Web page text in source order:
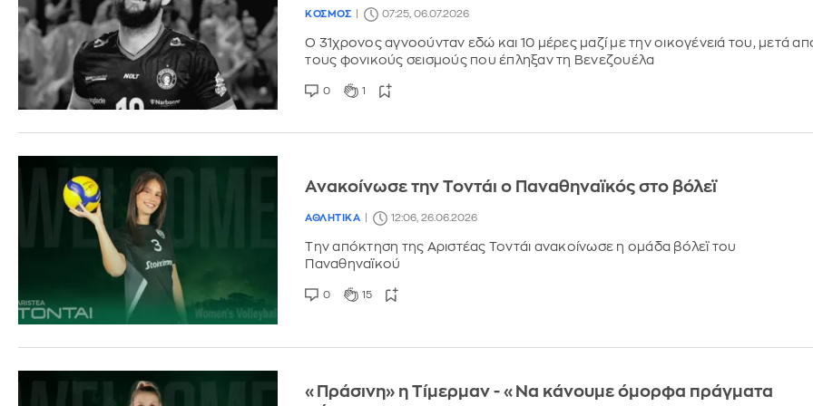
ΚΟΣΜΟΣ 07:25, 06.07.2026
Ο 31χρονος αγνοούνταν εδώ και 10 μέρες μαζί με την οικογένειά του, μετά
τους φονικούς σεισμούς που έπληξαν τη Βενεζουέλα
0 1
Ανακοίνωσε την Τοντάι ο Παναθηναϊκός στο βόλεϊ
ΑΘΛΗΤΙΚΑ 12:06, 26.06.2026
Την απόκτηση της Αριστέας Τοντάι ανακοίνωσε η ομάδα βόλεϊ του
Παναθηναϊκού
0 15
«Πράσινη» η Τίμερμαν - «Να κάνουμε όμορφα πράγματα